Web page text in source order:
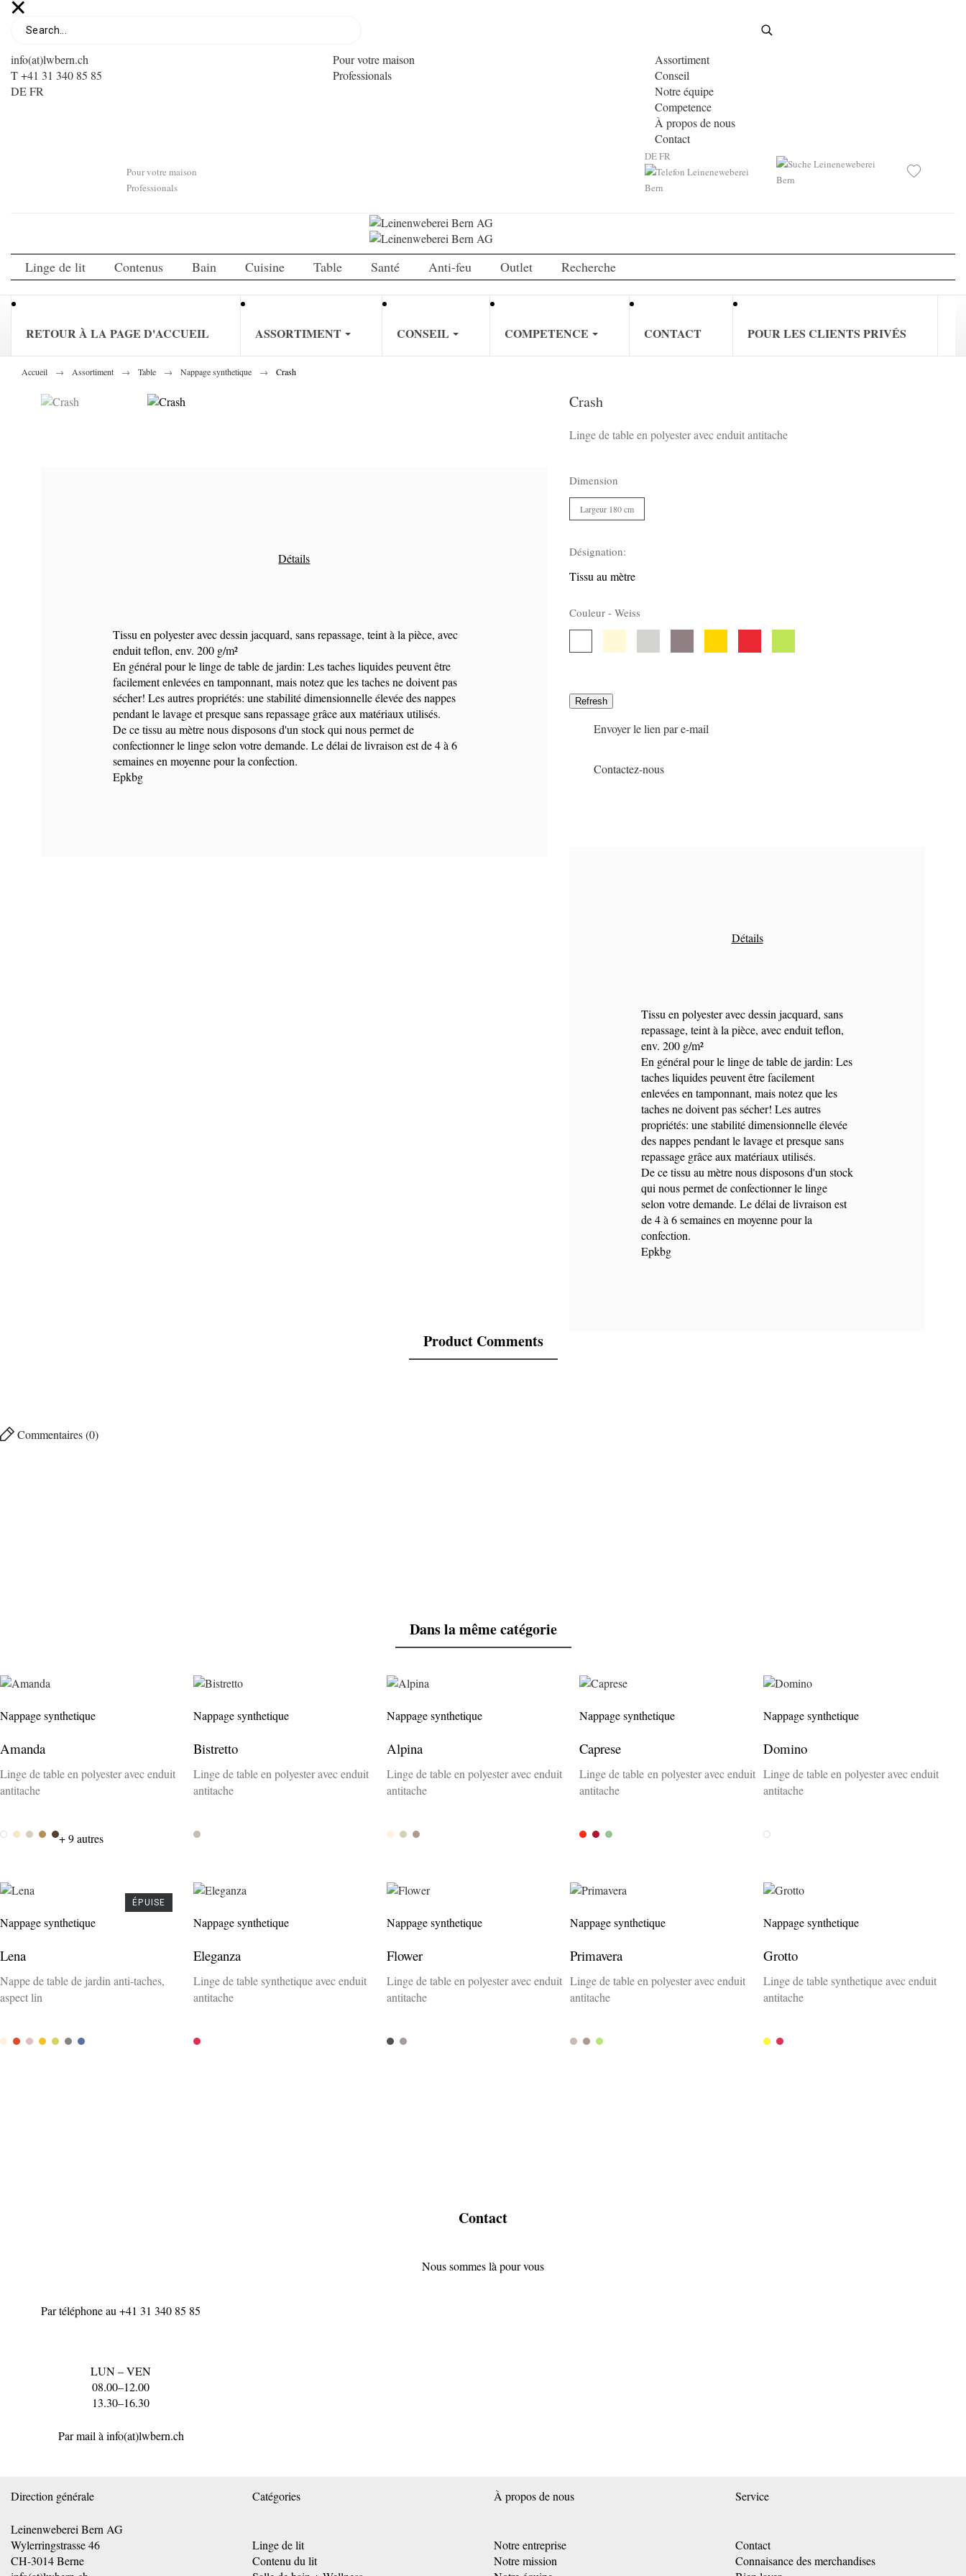
info(at)lwbern.ch
T +41 31 340 85 85
DEFR
Pour votre maison
Professionals
Assortiment
Conseil
Notre équipe
Competence
À propos de nous
Contact
Pour votre maison
Professionals
DEFR
Linge de lit Contenus Bain Cuisine Table Santé Anti-feu Outlet Recherche
RETOUR À LA PAGE D'ACCUEIL ASSORTIMENT CONSEIL COMPETENCE CONTACT POUR LES CLIENTS PRIVÉS
Accueil Assortiment Table Nappage synthetique Crash
Détails
Tissu en polyester avec dessin jacquard, sans repassage, teint à la pièce, avec
enduit teflon, env. 200 g/m²
En général pour le linge de table de jardin: Les taches liquides peuvent être
facilement enlevées en tamponnant, mais notez que les taches ne doivent pas
sécher! Les autres propriétés: une stabilité dimensionnelle élevée des nappes
pendant le lavage et presque sans repassage grâce aux matériaux utilisés.
De ce tissu au mètre nous disposons d'un stock qui nous permet de
confectionner le linge selon votre demande. Le délai de livraison est de 4 à 6
semaines en moyenne pour la confection.
Epkbg
Crash
Linge de table en polyester avec enduit antitache
Dimension
Largeur 180 cm
Désignation:
Tissu au mètre
Couleur - Weiss
Envoyer le lien par e-mail
Contactez-nous
Détails
Tissu en polyester avec dessin jacquard, sans
repassage, teint à la pièce, avec enduit teflon,
env. 200 g/m²
En général pour le linge de table de jardin: Les
taches liquides peuvent être facilement
enlevées en tamponnant, mais notez que les
taches ne doivent pas sécher! Les autres
propriétés: une stabilité dimensionnelle élevée
des nappes pendant le lavage et presque sans
repassage grâce aux matériaux utilisés.
De ce tissu au mètre nous disposons d'un stock
qui nous permet de confectionner le linge
selon votre demande. Le délai de livraison est
de 4 à 6 semaines en moyenne pour la
confection.
Epkbg
Product Comments
Commentaires (0)
Dans la même catégorie
Nappage synthetique
Amanda
Linge de table en polyester avec enduit
antitache
BiancaBeigeArenaTerra 709
Choco
+ 9 autres
Nappage synthetique
Bistretto
Linge de table en polyester avec enduit
antitache
Stone
Nappage synthetique
Alpina
Linge de table en polyester avec enduit
antitache
SandArena
anis
Nappage synthetique
Caprese
Linge de table en polyester avec enduit
antitache
Rosso
VinoVerde
Nappage synthetique
Domino
Linge de table en polyester avec enduit
antitache
Weiss
Nappage synthetique
Lena
Nappe de table de jardin anti-taches,
aspect lin
ÉPUISE
SandTerraRoseSafranOlive
SteinDenim
Nappage synthetique
Eleganza
Linge de table synthetique avec enduit
antitache
Rubin
Nappage synthetique
Flower
Linge de table en polyester avec enduit
antitache
FangoSiva
Nappage synthetique
Primavera
Linge de table en polyester avec enduit
antitache
Stone
anisLemon
Nappage synthetique
Grotto
Linge de table synthetique avec enduit
antitache
GialloRubio
Contact
Nous sommes là pour vous
Par téléphone au +41 31 340 85 85
LUN – VEN
08.00–12.00
13.30–16.30
Par mail à info(at)lwbern.ch
Direction générale
Leinenweberei Bern AG
Wylerringstrasse 46
CH-3014 Berne
Catégories
Linge de lit
Contenu du lit
À propos de nous
Notre entreprise
Notre mission
Service
Contact
Connaisance des merchandises